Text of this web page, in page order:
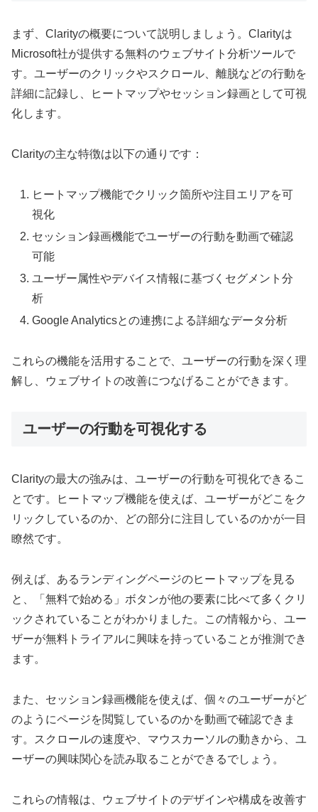
まず、Clarityの概要について説明しましょう。Clarityは
Microsoft社が提供する無料のウェブサイト分析ツールで
す。ユーザーのクリックやスクロール、離脱などの行動を
詳細に記録し、ヒートマップやセッション録画として可視
化します。
Clarityの主な特徴は以下の通りです：
ヒートマップ機能でクリック箇所や注目エリアを可
視化
セッション録画機能でユーザーの行動を動画で確認
可能
ユーザー属性やデバイス情報に基づくセグメント分
析
Google Analyticsとの連携による詳細なデータ分析
これらの機能を活用することで、ユーザーの行動を深く理
解し、ウェブサイトの改善につなげることができます。
ユーザーの行動を可視化する
Clarityの最大の強みは、ユーザーの行動を可視化できるこ
とです。ヒートマップ機能を使えば、ユーザーがどこをク
リックしているのか、どの部分に注目しているのかが一目
瞭然です。
例えば、あるランディングページのヒートマップを見る
と、「無料で始める」ボタンが他の要素に比べて多くクリ
ックされていることがわかりました。この情報から、ユー
ザーが無料トライアルに興味を持っていることが推測でき
ます。
また、セッション録画機能を使えば、個々のユーザーがど
のようにページを閲覧しているのかを動画で確認できま
す。スクロールの速度や、マウスカーソルの動きから、ユ
ーザーの興味関心を読み取ることができるでしょう。
これらの情報は、ウェブサイトのデザインや構成を改善す